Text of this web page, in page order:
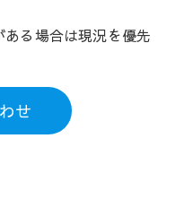
る場合は現況を優先
せ